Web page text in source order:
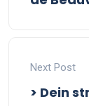
Next Post
> Dein